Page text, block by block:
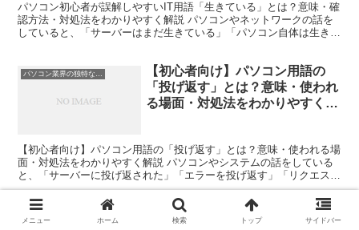
パソコン初心者が誤解しやすいIT用語「生きている」とは？意味・確
認方法・対処法をわかりやすく解説 パソコンやネットワークの話を
していると、「サーバーはまだ生きている」「パソコン自体は生きて
【初心者向け】パソコン用語の
「投げ返す」とは？意味・使われ
る場面・対処法をわかりやすく解
【初心者向け】パソコン用語の「投げ返す」とは？意味・使われる場
面・対処法をわかりやすく解説 パソコンやシステムの話をしている
と、「サーバーに投げ返された」「エラーを投げ返す」「リクエスト
を投げ返す」といった表現を耳にすることがあります。 日...
メニュー ホーム 検索 トップ サイドバー